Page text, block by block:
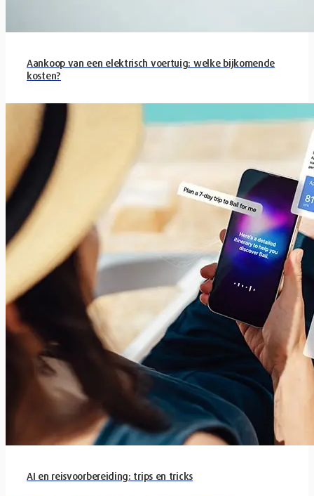
Aankoop van een elektrisch voertuig: welke bijkomende
kosten?
AI en reisvoorbereiding: trips en tricks